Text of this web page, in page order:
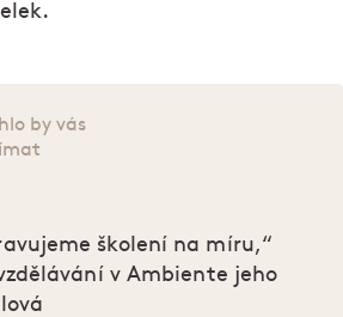
by vás
školení na míru,“
v Ambiente jeho